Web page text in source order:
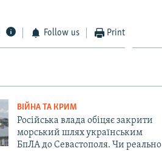
Follow us Print
ВІЙНА ТА КРИМ
Російська влада обіцяє закрити
морський шлях українським
БпЛА до Севастополя. Чи реально